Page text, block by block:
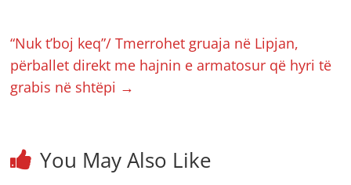
“Nuk t’boj keq”/ Tmerrohet gruaja në Lipjan,
përballet direkt me hajnin e armatosur që hyri të
grabis në shtëpi →
You May Also Like